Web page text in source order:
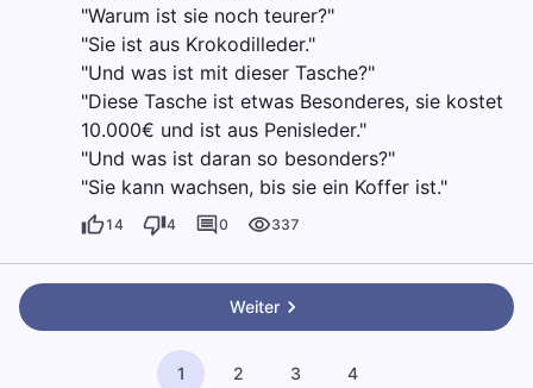
"Warum ist sie noch teurer?"
"Sie ist aus Krokodilleder."
"Und was ist mit dieser Tasche?"
"Diese Tasche ist etwas Besonderes, sie kostet
10.000€ und ist aus Penisleder."
"Und was ist daran so besonders?"
"Sie kann wachsen, bis sie ein Koffer ist."
14 4 0 337
Weiter
1 2 3 4